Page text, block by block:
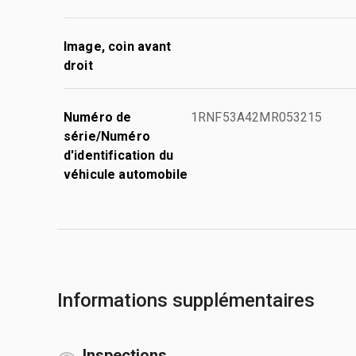
Image, coin avant
droit
Numéro de
série/Numéro
d'identification du
véhicule automobile
1RNF53A42MR053215
Informations supplémentaires